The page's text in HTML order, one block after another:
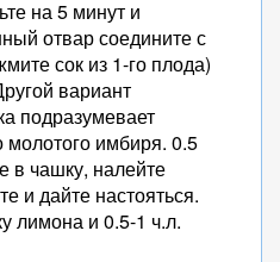
на 5 минут и
отвар соедините с
сок из 1-го плода)
вариант
подразумевает
молотого имбиря. 0.5
в чашку, налейте
и дайте настояться.
лимона и 0.5-1 ч.л.